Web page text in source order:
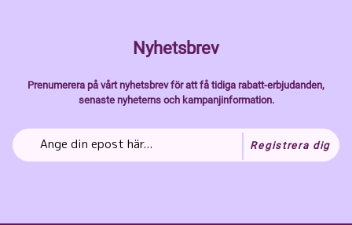
Nyhetsbrev
Prenumerera på vårt nyhetsbrev för att få tidiga rabatt-erbjudanden,
senaste nyheterns och kampanjinformation.
Registrera dig